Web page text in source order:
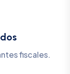
fiscales.